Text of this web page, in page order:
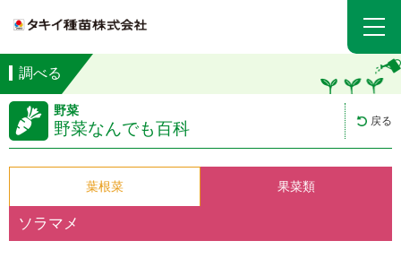
調べる
野菜
野菜なんでも百科 戻る
葉根菜 果菜類
ソラマメ